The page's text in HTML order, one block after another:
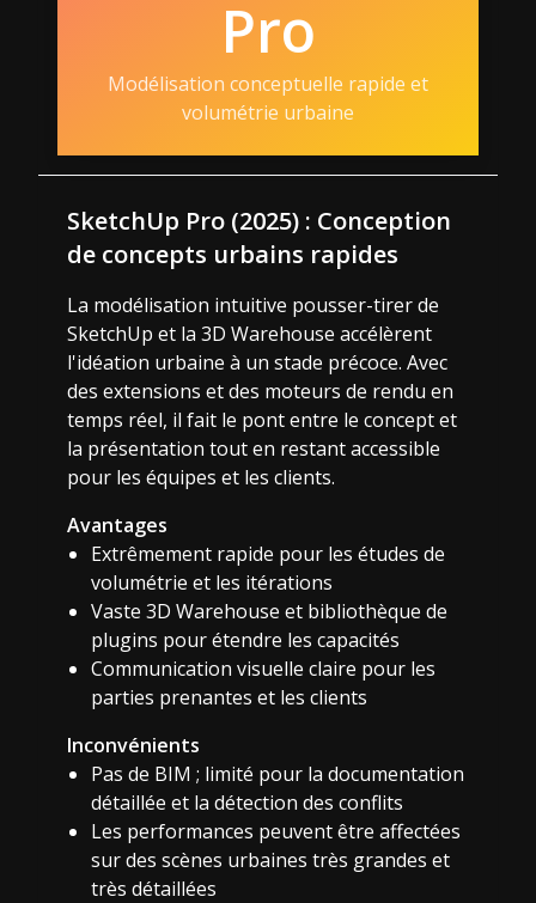
Pro
Modélisation conceptuelle rapide et
volumétrie urbaine
SketchUp Pro (2025) : Conception
de concepts urbains rapides
La modélisation intuitive pousser-tirer de
SketchUp et la 3D Warehouse accélèrent
l'idéation urbaine à un stade précoce. Avec
des extensions et des moteurs de rendu en
temps réel, il fait le pont entre le concept et
la présentation tout en restant accessible
pour les équipes et les clients.
Avantages
Extrêmement rapide pour les études de
volumétrie et les itérations
Vaste 3D Warehouse et bibliothèque de
plugins pour étendre les capacités
Communication visuelle claire pour les
parties prenantes et les clients
Inconvénients
Pas de BIM ; limité pour la documentation
détaillée et la détection des conflits
Les performances peuvent être affectées
sur des scènes urbaines très grandes et
très détaillées